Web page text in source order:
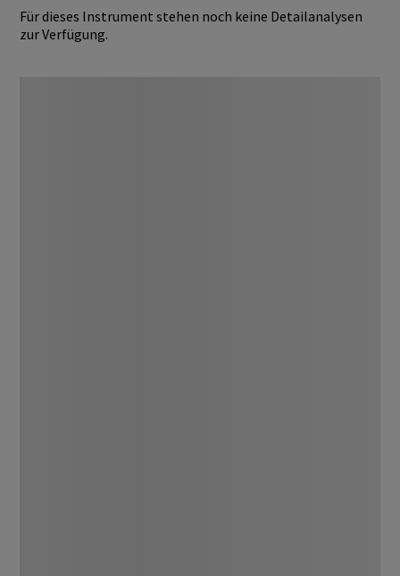
Für dieses Instrument stehen noch keine Detailanalysen
zur Verfügung.